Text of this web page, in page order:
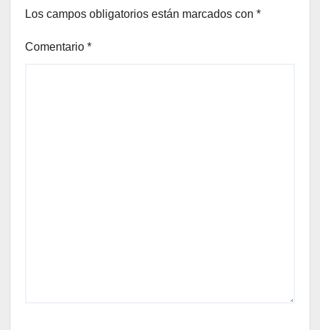
Los campos obligatorios están marcados con *
Comentario *